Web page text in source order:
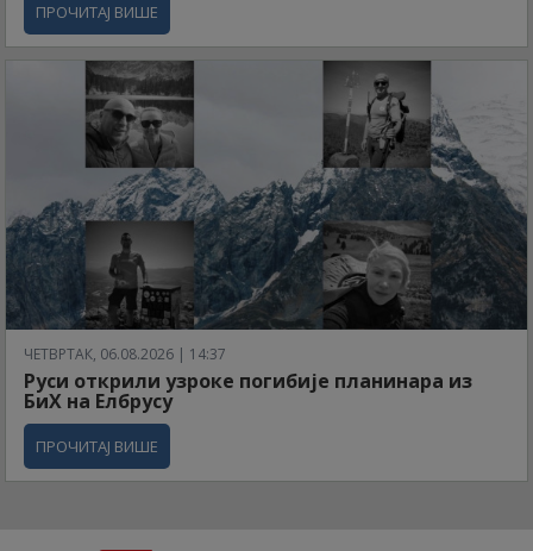
ПРОЧИТАЈ ВИШЕ
ЧЕТВРТАК, 06.08.2026 | 14:37
Руси открили узроке погибије планинара из
БиХ на Елбрусу
ПРОЧИТАЈ ВИШЕ